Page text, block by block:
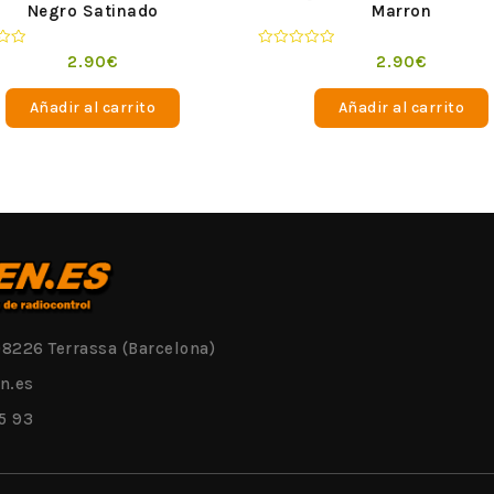
Negro Satinado
2.90€
Añadir al carrito
Marron
2.90€
Añadir al carrito
Terrassa (Barcelona)
93